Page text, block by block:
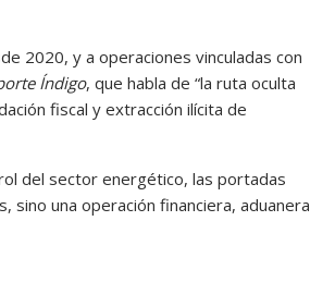
2020, y a operaciones vinculadas con
Índigo, que habla de “la ruta oculta
fiscal y extracción ilícita de
del sector energético, las portadas
una operación financiera, aduanera